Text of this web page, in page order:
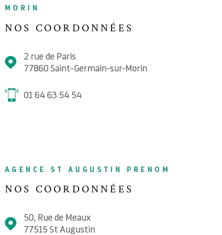
MORIN
NOS COORDONNÉES
2 rue de Paris
77860
Saint-Germain-sur-Morin
01 64 63 54 54
AGENCE ST AUGUSTIN PRENOM
NOS COORDONNÉES
50, Rue de Meaux
77515
St Augustin